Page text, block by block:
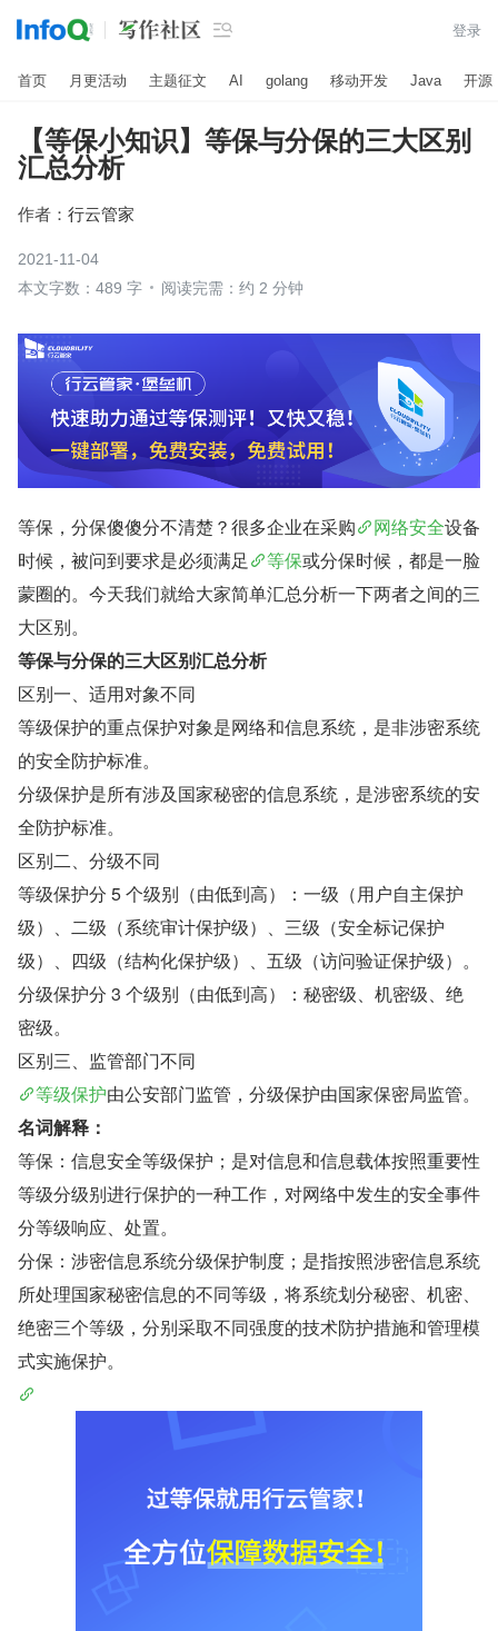
 登录
首页 月更活动 主题征文 AI golang 移动开发 Java 开源
【等保小知识】等保与分保的三大区别
汇总分析
作者： 行云管家
2021-11-04
本文字数：489 字
阅读完需：约 2 分钟
等保，分保傻傻分不清楚？很多企业在采购 网络安全设备
时候，被问到要求是必须满足
等保或分保时候，都是一脸
蒙圈的。今天我们就给大家简单汇总分析一下两者之间的三
大区别。
等保与分保的三大区别汇总分析
区别一、适用对象不同
等级保护的重点保护对象是网络和信息系统，是非涉密系统
的安全防护标准。
分级保护是所有涉及国家秘密的信息系统，是涉密系统的安
全防护标准。
区别二、分级不同
等级保护分 5 个级别（由低到高）：一级（用户自主保护
级）、二级（系统审计保护级）、三级（安全标记保护
级）、四级（结构化保护级）、五级（访问验证保护级）。
分级保护分 3 个级别（由低到高）：秘密级、机密级、绝
密级。
区别三、监管部门不同
等级保护由公安部门监管，分级保护由国家保密局监管。
名词解释：
等保：信息安全等级保护；是对信息和信息载体按照重要性
等级分级别进行保护的一种工作，对网络中发生的安全事件
分等级响应、处置。
分保：涉密信息系统分级保护制度；是指按照涉密信息系统
所处理国家秘密信息的不同等级，将系统划分秘密、机密、
绝密三个等级，分别采取不同强度的技术防护措施和管理模
式实施保护。